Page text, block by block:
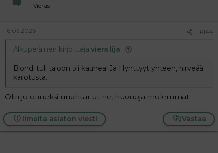
Vieras
16.06.2026 #144
Alkuperäinen kirjoittaja vierailija:
Blondi tuli taloon oli kauhea! Ja Hynttyyt yhteen, hirveää
kailotusta.
Olin jo onneksi unohtanut ne, huonoja molemmat.
Vastaa
Ilmoita asiaton viesti